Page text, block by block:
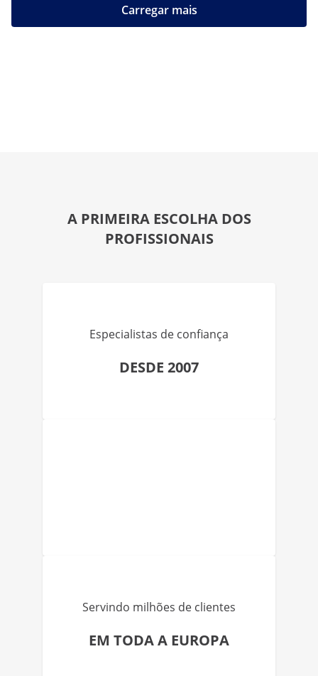
Carregar mais
A PRIMEIRA ESCOLHA DOS
PROFISSIONAIS
Especialistas de confiança
DESDE 2007
Servindo milhões de clientes
EM TODA A EUROPA